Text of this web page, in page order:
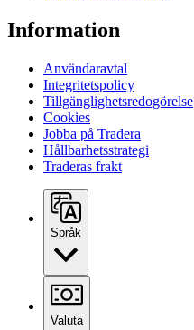
Information
Användaravtal
Integritetspolicy
Tillgänglighetsredogörelse
Cookies
Jobba på Tradera
Hållbarhetsstrategi
Traderas frakt
Språk
Valuta